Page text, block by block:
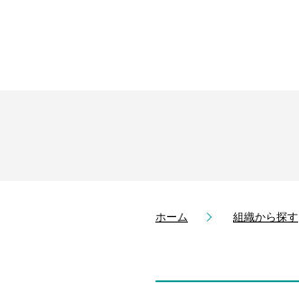
ホーム 組織から探す